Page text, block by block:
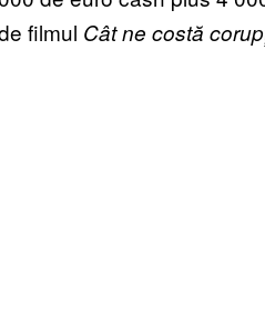
filmul Cât ne costă